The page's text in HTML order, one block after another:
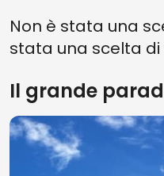
Non è stata una
stata una scelta di
Il grande